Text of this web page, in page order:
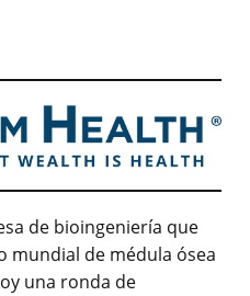
de bioingeniería que
mundial de médula ósea
una ronda de